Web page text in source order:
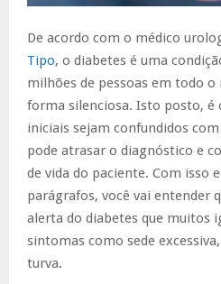
De acordo com o médico
Tipo, o diabetes é uma
milhões de pessoas em todo o
forma silenciosa. Isto posto, é
iniciais sejam confundidos
pode atrasar o diagnóstico e
de vida do paciente. Com isso
parágrafos, você vai entender
alerta do diabetes que muitos
sintomas como sede
turva.